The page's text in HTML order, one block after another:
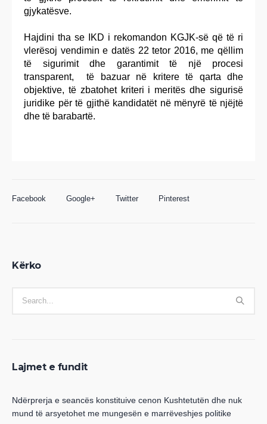
gjykatësve.
Hajdini tha se IKD i rekomandon KGJK-së që të ri
vlerësoj vendimin e datës 22 tetor 2016, me qëllim
të sigurimit dhe garantimit të një procesi
transparent, të bazuar në kritere të qarta dhe
objektive, të zbatohet kriteri i meritës dhe sigurisë
juridike për të gjithë kandidatët në mënyrë të njëjtë
dhe të barabartë.
Facebook Google+ Twitter Pinterest
Kërko
Lajmet e fundit
Ndërprerja e seancës konstituive cenon Kushtetutën dhe nuk
mund të arsyetohet me mungesën e marrëveshjes politike